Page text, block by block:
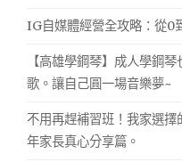
IG自媒體經營全攻略：從0
【高雄學鋼琴】成人學鋼
歌。讓自己圓一場音樂夢~
不用再趕補習班！我家選
年家長真心分享篇。